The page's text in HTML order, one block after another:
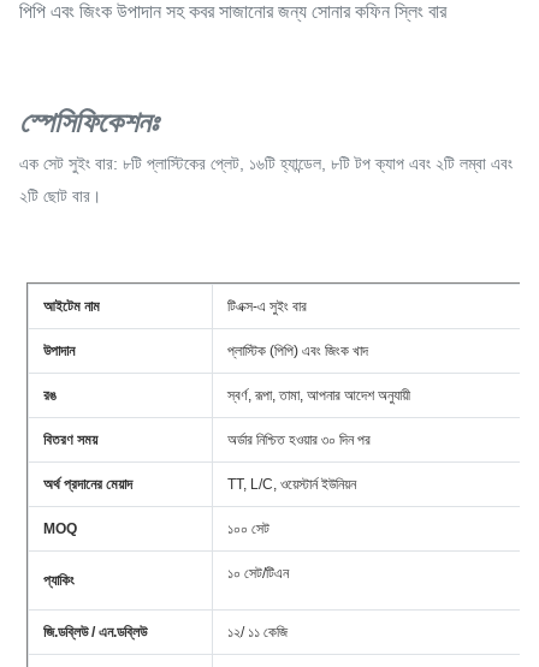
পিপি এবং জিংক উপাদান সহ কবর সাজানোর জন্য সোনার কফিন স্লিং বার
স্পেসিফিকেশনঃ
এক সেট সুইং বার: ৮টি প্লাস্টিকের প্লেট, ১৬টি হ্যান্ডেল, ৮টি টপ ক্যাপ এবং ২টি লম্বা এবং
২টি ছোট বার।
আইটেম নাম টিএক্স-এ সুইং বার
উপাদান প্লাস্টিক (পিপি) এবং জিংক খাদ
রঙ স্বর্ণ, রূপা, তামা, আপনার আদেশ অনুযায়ী
বিতরণ সময় অর্ডার নিশ্চিত হওয়ার ৩০ দিন পর
অর্থ প্রদানের মেয়াদ TT, L/C, ওয়েস্টার্ন ইউনিয়ন
MOQ ১০০ সেট
প্যাকিং ১০ সেট/টিএন
জি.ডব্লিউ / এন.ডব্লিউ ১২/ ১১ কেজি